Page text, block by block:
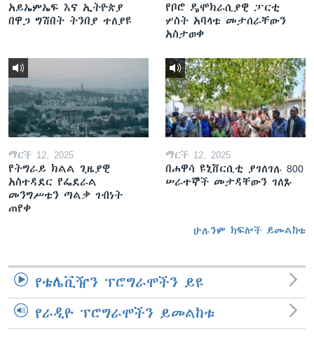
አይኤምኤፍ እና ኢትዮጵያ
በዋጋ ግሽበት ትንበያ ተለያዩ
የቦሮ ዴሞክራሲያዊ ፓርቲ
ሦስት አባላቱ መታሰራቸውን
አስታወቀ
ማርች 12, 2025
የትግራይ ክልል ጊዜያዊ
አስተዳደር የፌደራል
መንግሥቱን ጣልቃ ገብነት
ጠየቀ
ማርች 12, 2025
በሐዋሳ ዩኒቨርሲቲ ያገለገሉ 800
ሠራተኞች መታዳቸውን ገለጹ
ሁሉንም ክፍሎች ይመልከቱ
የቴሌቪዥን ፕሮግራሞችን ይዩ
የራዲዮ ፕሮግራሞችን ይመልከቱ